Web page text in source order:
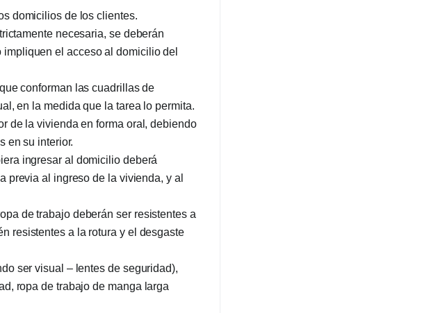
domicilios de los clientes.
necesaria, se deberán
el acceso al domicilio del
conforman las cuadrillas de
en la medida que la tarea lo permita.
de la vivienda en forma oral, debiendo
en su interior.
ingresar al domicilio deberá
previa al ingreso de la vivienda, y al
de trabajo deberán ser resistentes a
resistentes a la rotura y el desgaste
ser visual – lentes de seguridad),
ropa de trabajo de manga larga